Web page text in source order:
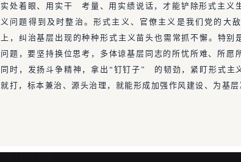
实处着眼、用实干 考量、用实绩说话，才能铲除形式主义
义问题得到及时整治。形式主义、官僚主义是我们党的大
上，纠治基层出现的种种形式主义苗头也需常抓不懈。特别
问题，要坚持换位思考，多体谅基层同志的所忧所难、所愿
同时，发扬斗争精神，拿出“钉钉子” 的韧劲，紧盯形式主
就打，标本兼治、源头治理，就能形成加强作风建设、为基层